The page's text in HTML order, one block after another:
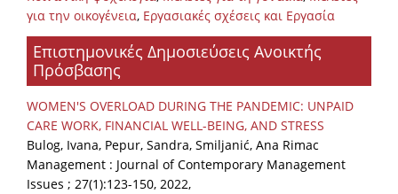
Publications
Annual Reports
Publications for R&D Metrics & Indicators
Publications for Libraries
Informational Publications
για την οικογένεια, Εργασιακές σχέσεις και Εργασία
Επιστημονικές Δημοσιεύσεις Ανοικτής
Πρόσβασης
WOMEN'S OVERLOAD DURING THE PANDEMIC: UNPAID
CARE WORK, FINANCIAL WELL-BEING, AND STRESS
Bulog, Ivana, Pepur, Sandra, Smiljanić, Ana Rimac
Management : Journal of Contemporary Management
Issues ; 27(1):123-150, 2022,